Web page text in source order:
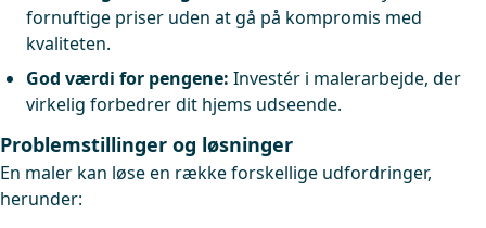
fornuftige priser uden at gå på kompromis med
kvaliteten.
God værdi for pengene: Investér i malerarbejde, der
virkelig forbedrer dit hjems udseende.
Problemstillinger og løsninger
En maler kan løse en række forskellige udfordringer,
herunder: